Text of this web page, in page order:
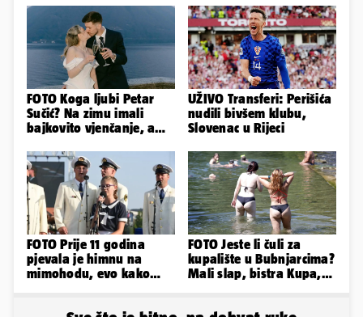
FOTO Koga ljubi Petar
Sučić? Na zimu imali
bajkovito vjenčanje, a
sin!
UŽIVO Transferi: Perišića
nudili bivšem klubu,
Slovenac u Rijeci
FOTO Prije 11 godina
pjevala je himnu na
mimohodu, evo kako
FOTO Jeste li čuli za
kupalište u Bubnjarcima?
Mali slap, bistra Kupa,